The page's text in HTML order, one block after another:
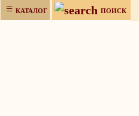
≡ КАТАЛОГ ПОИСК